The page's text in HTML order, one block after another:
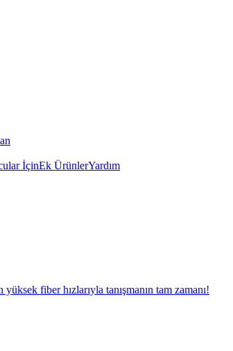
İçinEk ÜrünlerYardım
fiber hızlarıyla tanışmanın tam zamanı!